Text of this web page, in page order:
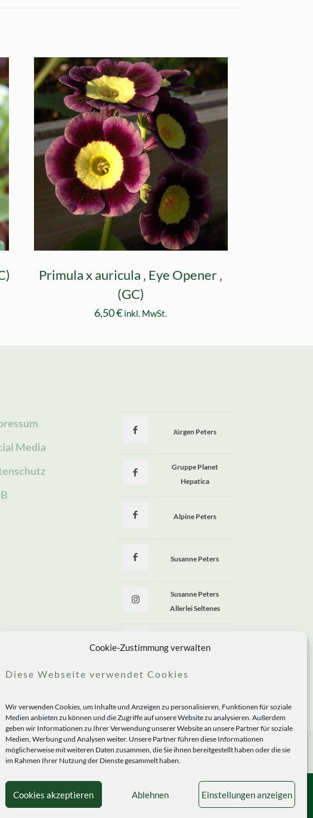
Cookie-Zustimmung verwalten
Diese Webseite verwendet Cookies
Wir verwenden Cookies, um Inhalte und Anzeigen zu personalisieren, Funktionen für soziale
Medien anbieten zu können und die Zugriffe auf unsere Website zu analysieren. Außerdem
geben wir Informationen zu Ihrer Verwendung unserer Website an unsere Partner für soziale
Medien, Werbung und Analysen weiter. Unsere Partner führen diese Informationen
möglicherweise mit weiteren Daten zusammen, die Sie ihnen bereitgestellt haben oder die sie
im Rahmen Ihrer Nutzung der Dienste gesammelt haben.
Cookies akzeptieren Ablehnen Einstellungen anzeigen
Primula x auricula ‚ Eye Opener ‚
(GC)
6,50€ inkl. MwSt.
Media
Jürgen Peters
Gruppe Planet
Hepatica
Alpine Peters
Susanne Peters
Susanne Peters
Allerlei Seltenes
Allerlei Seltenes